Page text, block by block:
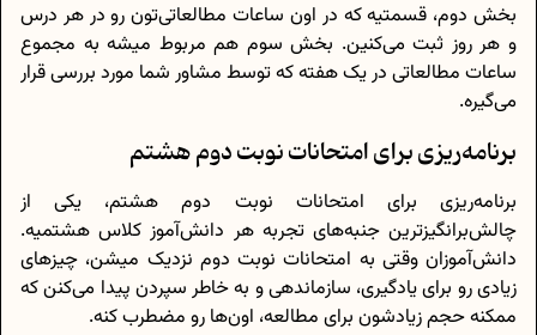
بخش دوم، قسمتیه که در اون ساعات مطالعاتی‌تون رو در هر درس
و هر روز ثبت می‌کنین. بخش سوم هم مربوط میشه به مجموع
ساعات مطالعاتی در یک هفته که توسط مشاور شما مورد بررسی قرار
می‌گیره.
برنامه‌ریزی برای امتحانات نوبت دوم هشتم
برنامه‌ریزی برای امتحانات نوبت دوم هشتم، یکی از
چالش‌برانگیزترین جنبه‌های تجربه هر دانش‌آموز کلاس هشتمیه.
دانش‌آموزان وقتی به امتحانات نوبت دوم نزدیک میشن، چیزهای
زیادی رو برای یادگیری، سازماندهی و به خاطر سپردن پیدا می‌کنن که
ممکنه حجم زیادشون برای مطالعه، اون‌ها رو مضطرب کنه.